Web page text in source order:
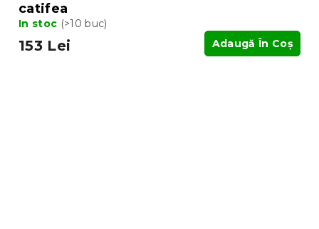
catifea
In stoc (>10 buc)
153 Lei Adaugă În Coş